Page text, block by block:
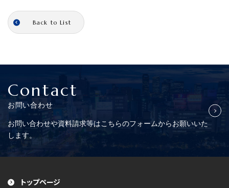
Back to List
Contact
お問い合わせ
お問い合わせや資料請求等はこちらのフォームからお願いいた
します。
トップページ